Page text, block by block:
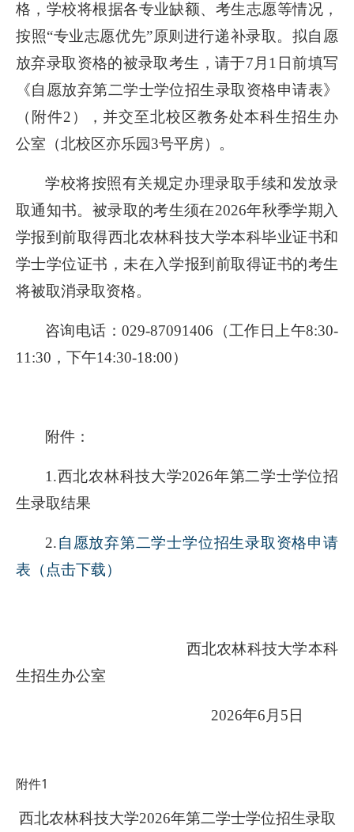
格，学校将根据各专业缺额、考生志愿等情况，
按照“专业志愿优先”原则进行递补录取。拟自愿
放弃录取资格的被录取考生，请于7月1日前填写
《自愿放弃第二学士学位招生录取资格申请表》
（附件2），并交至北校区教务处本科生招生办
公室（北校区亦乐园3号平房）。
学校将按照有关规定办理录取手续和发放录
取通知书。被录取的考生须在2026年秋季学期入
学报到前取得西北农林科技大学本科毕业证书和
学士学位证书，未在入学报到前取得证书的考生
将被取消录取资格。
咨询电话：029-87091406（工作日上午8:30-
11:30，下午14:30-18:00）
附件：
1.西北农林科技大学2026年第二学士学位招
生录取结果
2.自愿放弃第二学士学位招生录取资格申请
表（点击下载）
西北农林科技大学本科
生招生办公室
2026年6月5日
附件1
西北农林科技大学2026年第二学士学位招生录取